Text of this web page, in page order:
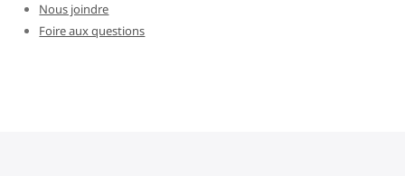
Nous joindre
Foire aux questions